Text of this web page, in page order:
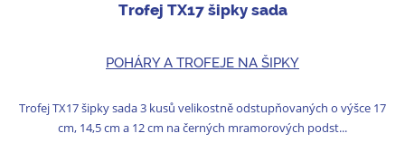
Trofej TX17 šipky sada
POHÁRY A TROFEJE NA ŠIPKY
Trofej TX17 šipky sada 3 kusů velikostně odstupňovaných o výšce 17
cm, 14,5 cm a 12 cm na černých mramorových podst...